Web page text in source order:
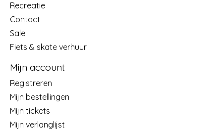
Recreatie
Contact
Sale
Fiets & skate verhuur
Mijn account
Registreren
Mijn bestellingen
Mijn tickets
Mijn verlanglijst